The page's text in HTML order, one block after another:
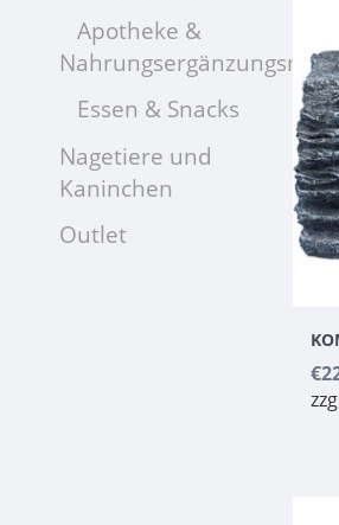
Apotheke &
Essen & Snacks
Nagetiere und
Kaninchen
Outlet